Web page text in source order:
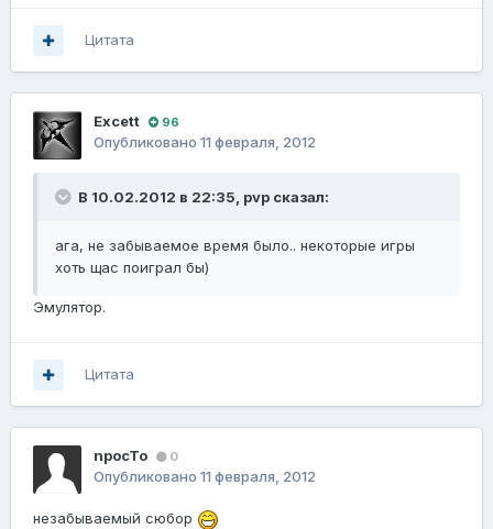
Цитата
Excett 96
Опубликовано 11 февраля, 2012
В 10.02.2012 в 22:35, pvp сказал:
ага, не забываемое время было.. некоторые игры
хоть щас поиграл бы)
Эмулятор.
Цитата
npocTo 0
Опубликовано 11 февраля, 2012
незабываемый сюбор